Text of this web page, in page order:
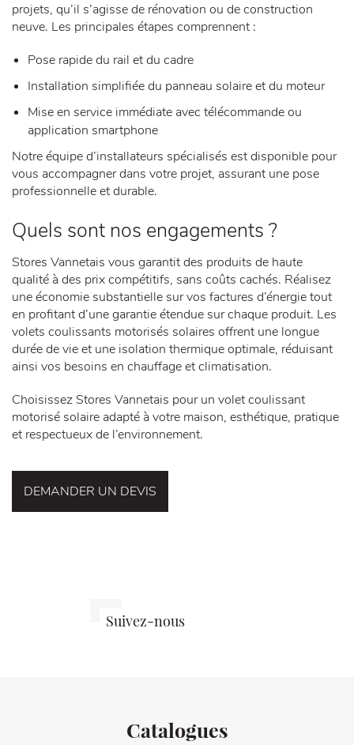
projets, qu’il s’agisse de rénovation ou de construction
neuve. Les principales étapes comprennent :
Pose rapide du rail et du cadre
Installation simplifiée du panneau solaire et du moteur
Mise en service immédiate avec télécommande ou
application smartphone
Notre équipe d’installateurs spécialisés est disponible pour
vous accompagner dans votre projet, assurant une pose
professionnelle et durable.
Quels sont nos engagements ?
Stores Vannetais vous garantit des produits de haute
qualité à des prix compétitifs, sans coûts cachés. Réalisez
une économie substantielle sur vos factures d’énergie tout
en profitant d’une garantie étendue sur chaque produit. Les
volets coulissants motorisés solaires offrent une longue
durée de vie et une isolation thermique optimale, réduisant
ainsi vos besoins en chauffage et climatisation.
Choisissez Stores Vannetais pour un volet coulissant
motorisé solaire adapté à votre maison, esthétique, pratique
et respectueux de l’environnement.
DEMANDER UN DEVIS
Suivez-nousStores
Facebook
Catalogues